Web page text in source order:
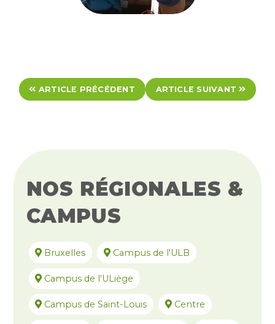
ARTICLE PRÉCÉDENT ARTICLE SUIVANT
NOS RÉGIONALES &
CAMPUS
Bruxelles Campus de l'ULB
Campus de l'ULiège
Campus de Saint-Louis Centre